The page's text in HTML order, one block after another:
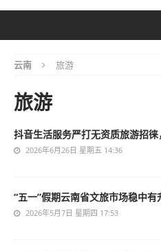
云南 旅游
旅游
抖音生活服务严打无资质旅游招
2026年6月26日 星期五 14:36
“五一”假期云南省文旅市场稳中有
2026年5月7日 星期四 17:53